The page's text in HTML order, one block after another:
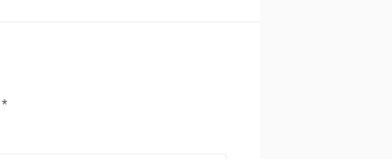
*